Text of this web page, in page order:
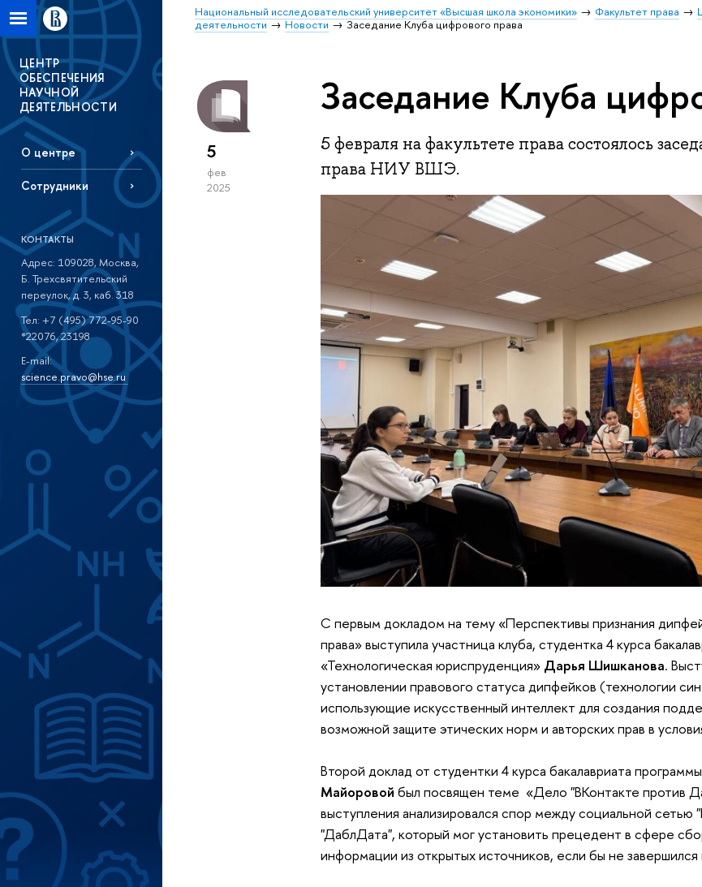
Национальный исследовательский университет «Высшая школа экономики» Факультет права
деятельности
Новости Заседание Клуба цифрового права
ЦЕНТР
ОБЕСПЕЧЕНИЯ
НАУЧНОЙ
ДЕЯТЕЛЬНОСТИ
О центре
Сотрудники
КОНТАКТЫ
Адрес: 109028, Москва,
Б. Трехсвятительский
переулок, д. 3, каб. 318
Тел: +7 (495) 772-95-90
*22076, 23198
E-mail:
science.pravo@hse.ru
5
фев
2025
Заседание Клуба
5 февраля на факультете права состоялось
права НИУ ВШЭ.
С первым докладом на тему «Перспективы признания
права» выступила участница клуба, студентка 4 курса
«Технологическая юриспруденция» Дарья Шишканова.
установлении правового статуса дипфейков (технологии
использующие искусственный интеллект для создания
возможной защите этических норм и авторских прав в
Второй доклад от студентки 4 курса бакалавриата
Майоровой был посвящен теме «Дело "ВКонтакте против
выступления анализировался спор между социальной сетью
"ДаблДата", который мог установить прецедент в сфере
информации из открытых источников, если бы не